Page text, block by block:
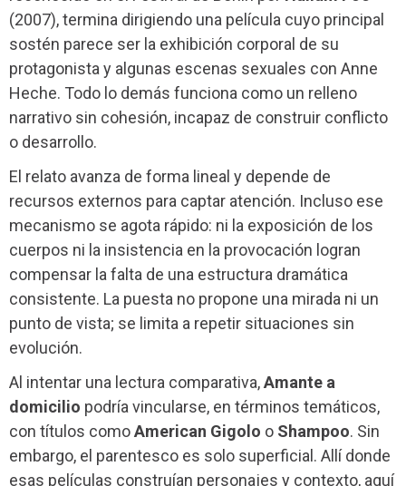
(2007), termina dirigiendo una película cuyo principal
sostén parece ser la exhibición corporal de su
protagonista y algunas escenas sexuales con Anne
Heche. Todo lo demás funciona como un relleno
narrativo sin cohesión, incapaz de construir conflicto
o desarrollo.
El relato avanza de forma lineal y depende de
recursos externos para captar atención. Incluso ese
mecanismo se agota rápido: ni la exposición de los
cuerpos ni la insistencia en la provocación logran
compensar la falta de una estructura dramática
consistente. La puesta no propone una mirada ni un
punto de vista; se limita a repetir situaciones sin
evolución.
Al intentar una lectura comparativa,Amante a
domicilio podría vincularse, en términos temáticos,
con títulos comoAmerican Gigolo o Shampoo. Sin
embargo, el parentesco es solo superficial. Allí donde
esas películas construían personajes y contexto, aquí